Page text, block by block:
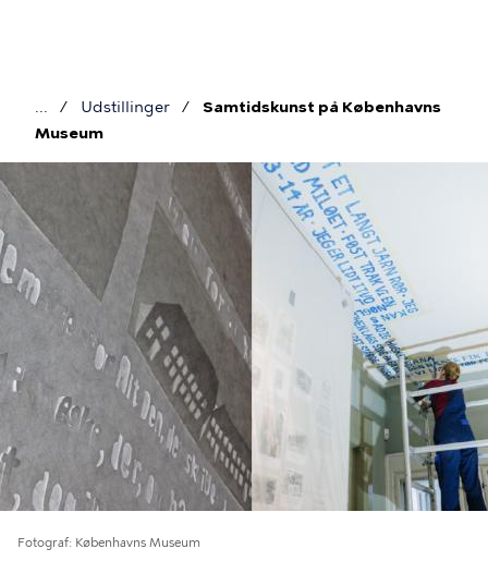
Brødkrumme
Udstillinger
Samtidskunst på Københavns
Museum
Billede
Fotograf Københavns Museum